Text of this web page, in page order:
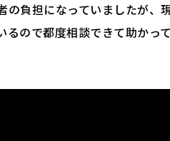
の負担になっていましたが、
るので都度相談できて助かっ